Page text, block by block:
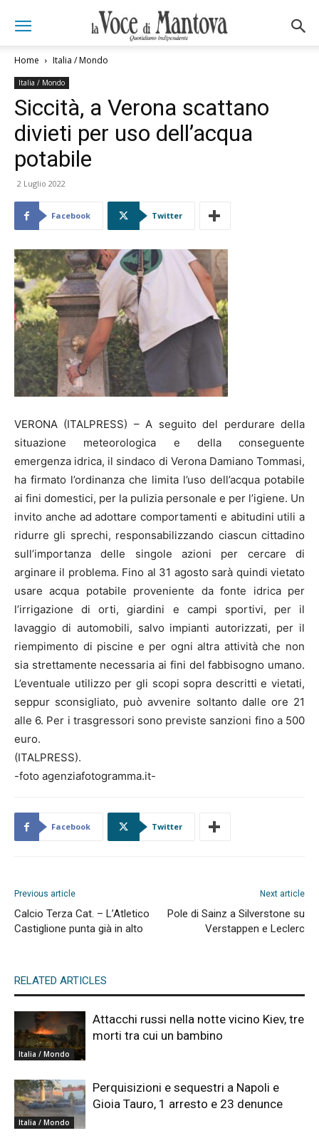
Home Italia / Mondo
Italia / Mondo
Siccità, a Verona scattano
divieti per uso dell’acqua
potabile
2 Luglio 2022
Facebook Twitter
VERONA (ITALPRESS) – A seguito del perdurare della
situazione meteorologica e della conseguente
emergenza idrica, il sindaco di Verona Damiano Tommasi,
ha firmato l’ordinanza che limita l’uso dell’acqua potabile
ai fini domestici, per la pulizia personale e per l’igiene. Un
invito anche ad adottare comportamenti e abitudini utili a
ridurre gli sprechi, responsabilizzando ciascun cittadino
sull’importanza delle singole azioni per cercare di
arginare il problema. Fino al 31 agosto sarà quindi vietato
usare acqua potabile proveniente da fonte idrica per
l’irrigazione di orti, giardini e campi sportivi, per il
lavaggio di automobili, salvo impianti autorizzati, per il
riempimento di piscine e per ogni altra attività che non
sia strettamente necessaria ai fini del fabbisogno umano.
L’eventuale utilizzo per gli scopi sopra descritti e vietati,
seppur sconsigliato, può avvenire soltanto dalle ore 21
alle 6. Per i trasgressori sono previste sanzioni fino a 500
euro.
(ITALPRESS).
-foto agenziafotogramma.it-
Facebook Twitter
Previous article
Calcio Terza Cat. – L’Atletico
Castiglione punta già in alto
Next article
Pole di Sainz a Silverstone su
Verstappen e Leclerc
RELATED ARTICLES
Italia / Mondo
Attacchi russi nella notte vicino Kiev, tre
morti tra cui un bambino
Italia / Mondo
Perquisizioni e sequestri a Napoli e
Gioia Tauro, 1 arresto e 23 denunce